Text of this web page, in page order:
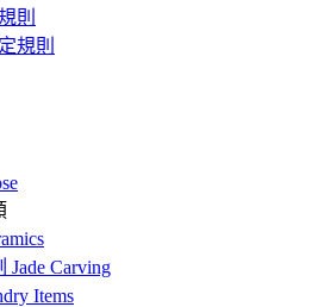
則
規則
Jade Carving
Items